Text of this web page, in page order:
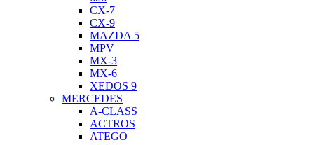
CX-7
CX-9
MAZDA 5
MPV
MX-3
MX-6
XEDOS 9
MERCEDES
A-CLASS
ACTROS
ATEGO